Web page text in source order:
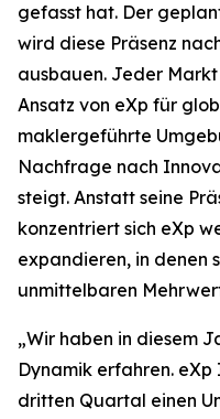
gefasst hat. Der
wird diese Präsenz
ausbauen. Jeder
Ansatz von eXp für
maklergeführte
Nachfrage nach
steigt. Anstatt seine
konzentriert sich eXp
expandieren, in denen
unmittelbaren
„Wir haben in diesem
Dynamik erfahren.
dritten Quartal einen